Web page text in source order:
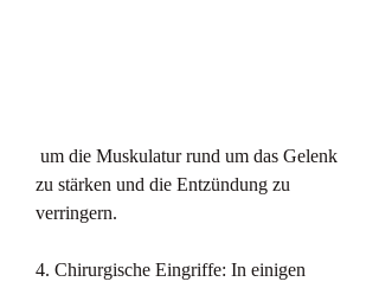
zu stärken und die Entzündung zu
verringern.
4. Chirurgische Eingriffe: In einigen